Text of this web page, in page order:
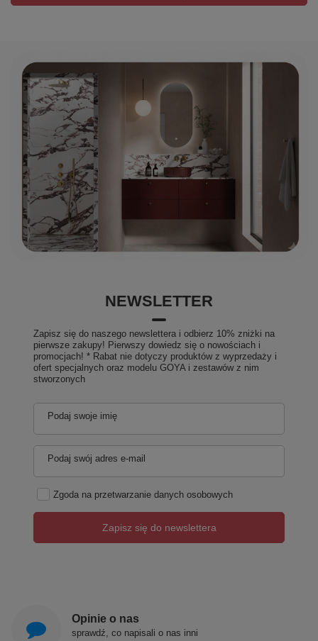
NEWSLETTER
Zapisz się do naszego newslettera i odbierz 10% zniżki na
pierwsze zakupy! Pierwszy dowiedz się o nowościach i
promocjach! * Rabat nie dotyczy produktów z wyprzedaży i
ofert specjalnych oraz modelu GOYA i zestawów z nim
stworzonych
Podaj swoje imię
Podaj swój adres e-mail
Zgoda na przetwarzanie danych osobowych
Zapisz się do newslettera
Opinie o nas
sprawdź, co napisali o nas inni